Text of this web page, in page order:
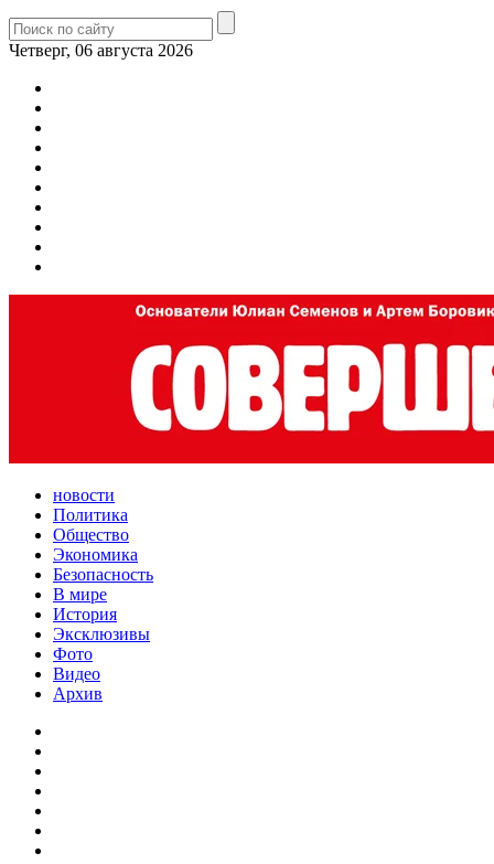
Четверг, 06 августа 2026
новости
Политика
Общество
Экономика
Безопасность
В мире
История
Эксклюзивы
Фото
Видео
Архив